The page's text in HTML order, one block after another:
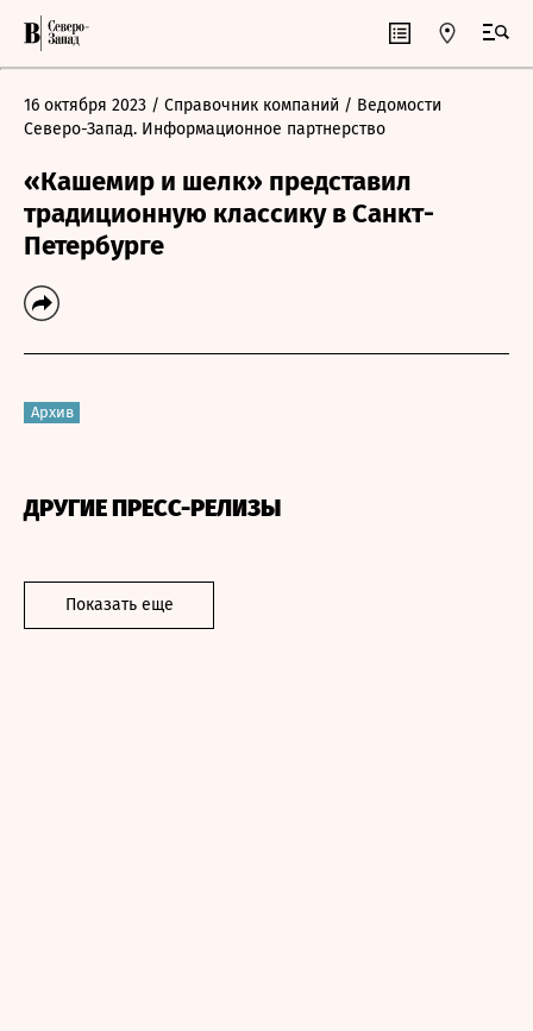
16 октября 2023 / Справочник компаний / Ведомости
Северо-Запад. Информационное партнерство
«Кашемир и шелк» представил
традиционную классику в Санкт-
Петербурге
Архив
ДРУГИЕ ПРЕСС-РЕЛИЗЫ
Показать еще